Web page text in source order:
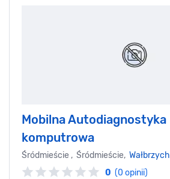
Mobilna Autodiagnostyka
komputrowa
Śródmieście , Śródmieście, Wałbrzych
0 (0 opinii)